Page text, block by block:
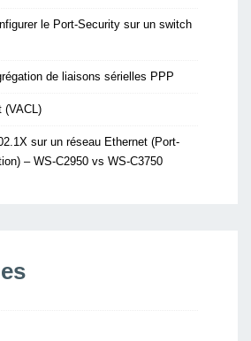
le Port-Security sur un switch
de liaisons sérielles PPP
(VACL)
sur un réseau Ethernet (Port-
– WS-C2950 vs WS-C3750